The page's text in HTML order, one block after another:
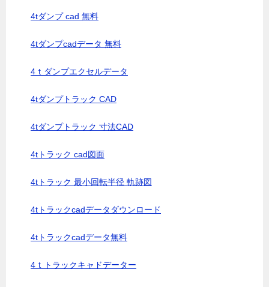
4tダンプ cad 無料
4tダンプcadデータ 無料
4ｔダンプエクセルデータ
4tダンプトラック CAD
4tダンプトラック 寸法CAD
4tトラック cad図面
4tトラック 最小回転半径 軌跡図
4tトラックcadデータダウンロード
4tトラックcadデータ無料
4ｔトラックキャドデーター